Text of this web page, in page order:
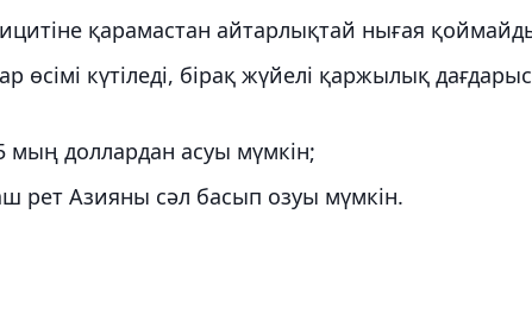
қарамастан айтарлықтай нығая
өсімі күтіледі, бірақ жүйелі қаржылық дағдарыс
доллардан асуы мүмкін;
рет Азияны сәл басып озуы мүмкін.